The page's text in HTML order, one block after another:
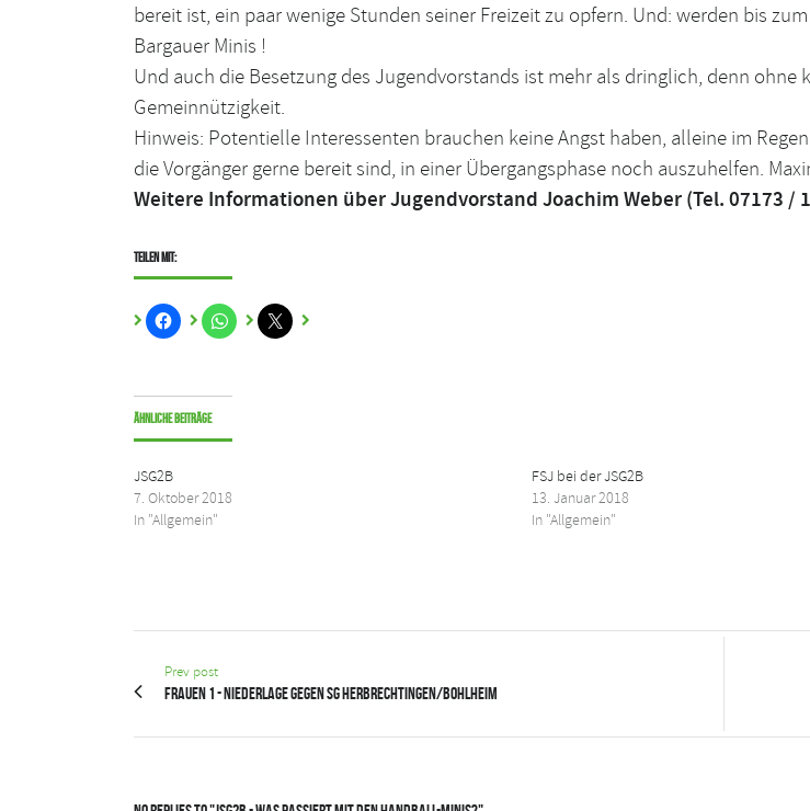
bereit ist, ein paar wenige Stunden seiner Freizeit zu opfern. Und: werden bis
Bargauer Minis !
Und auch die Besetzung des Jugendvorstands ist mehr als dringlich, denn
Gemeinnützigkeit.
Hinweis: Potentielle Interessenten brauchen keine Angst haben, alleine im
die Vorgänger gerne bereit sind, in einer Übergangsphase noch auszuhelfen.
Weitere Informationen über Jugendvorstand Joachim Weber (Tel. 07173 /
Teilen mit:
Ähnliche Beiträge
JSG2B
7. Oktober 2018
In "Allgemein"
FSJ bei der JSG2B
13. Januar 2018
In "Allgemein"
Prev post
Frauen 1 - Niederlage gegen SG Herbrechtingen/Bohlheim